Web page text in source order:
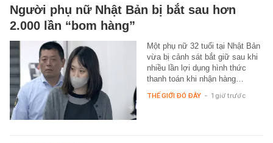
Người phụ nữ Nhật Bản bị bắt sau hơn
2.000 lần “bom hàng”
Một phụ nữ 32 tuổi tại Nhật Bản
vừa bị cảnh sát bắt giữ sau khi
nhiều lần lợi dụng hình thức
thanh toán khi nhận hàng…
THẾ GIỚI ĐÓ ĐÂY - 1 giờ trước